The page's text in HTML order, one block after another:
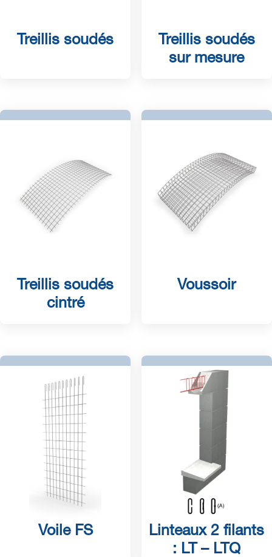
Treillis soudés
Treillis soudés
sur mesure
Treillis soudés
cintré
Voussoir
Voile FS
Linteaux 2 filants
: LT – LTQ